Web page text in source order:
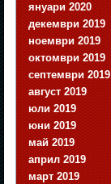
януари 2020
декември 2019
ноември 2019
октомври 2019
септември 2019
август 2019
юли 2019
юни 2019
май 2019
април 2019
март 2019